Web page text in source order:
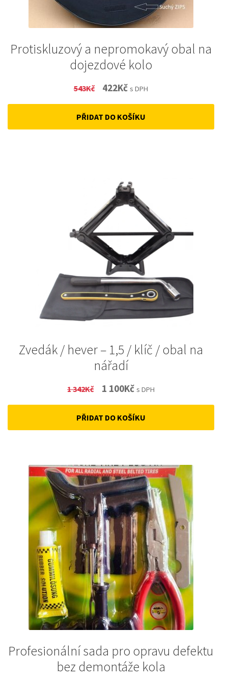
Protiskluzový a nepromokavý obal na
dojezdové kolo
543Kč
Original
price
was:
422KčCurrent
price
is:
s DPH
PŘIDAT DO KOŠÍKU
Zvedák / hever – 1,5 / klíč / obal na
nářadí
1 342Kč
Original
price
was:
1 100KčCurrent
price
is:
s DPH
PŘIDAT DO KOŠÍKU
Profesionální sada pro opravu defektu
bez demontáže kola